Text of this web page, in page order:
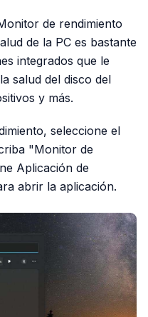
de rendimiento
de la PC es bastante
integrados que le
salud del disco del
y más.
seleccione el
"Monitor de
Aplicación de
abrir la aplicación.